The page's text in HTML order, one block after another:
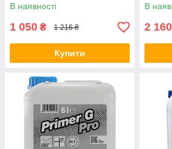
В наявності
1 050 ₴ 1 216 ₴
Купити
В
2 160